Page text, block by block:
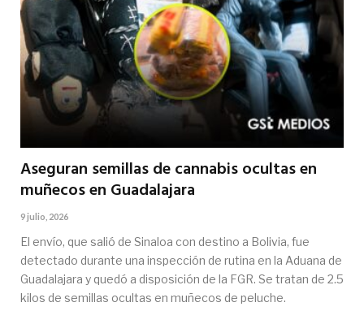
Aseguran semillas de cannabis ocultas en
muñecos en Guadalajara
9 julio, 2026
El envío, que salió de Sinaloa con destino a Bolivia, fue
detectado durante una inspección de rutina en la Aduana de
Guadalajara y quedó a disposición de la FGR. Se tratan de 2.5
kilos de semillas ocultas en muñecos de peluche.